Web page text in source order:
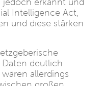
jedoch erkannt und
Intelligence Act,
und diese stärken
deutlich
wären allerdings